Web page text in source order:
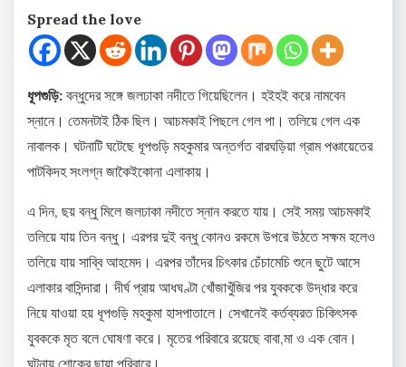
Spread the love
ধূপগুড়ি: বন্ধুদের সঙ্গে জলঢাকা নদীতে গিয়েছিলেন। হইহই করে নামবেন
স্নানে। তেমনটাই ঠিক ছিল। আচমকাই পিছলে গেল পা। তলিয়ে গেল এক
নাবালক। ঘটনাটি ঘটেছে ধূপগুড়ি মহকুমার অন্তর্গত বারঘড়িয়া গ্রাম পঞ্চায়েতের
পাটকিদহ সংলগ্ন জাকৈইকোনা এলাকায়।
এ দিন, ছয় বন্ধু মিলে জলঢাকা নদীতে স্নান করতে যায়। সেই সময় আচমকাই
তলিয়ে যায় তিন বন্ধু। এরপর দুই বন্ধু কোনও রকমে উপরে উঠতে সক্ষম হলেও
তলিয়ে যায় সাব্বি আহমেদ। এরপর তাঁদের চিৎকার চেঁচামেচি শুনে ছুটে আসে
এলাকার বাসিন্দারা। দীর্ঘ প্রায় আধঘণ্টা খোঁজাখুঁজির পর যুবককে উদ্ধার করে
নিয়ে যাওয়া হয় ধূপগুড়ি মহকুমা হাসপাতালে। সেখানেই কর্তব্যরত চিকিৎসক
যুবককে মৃত বলে ঘোষণা করে। মৃতের পরিবারে রয়েছে বাবা,মা ও এক বোন।